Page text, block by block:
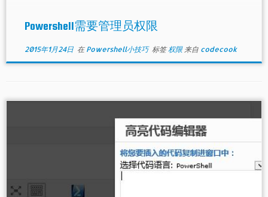
Powershell需要管理员权限
2015年1月24日在 Powershell小技巧 标签权限 来自 codecook